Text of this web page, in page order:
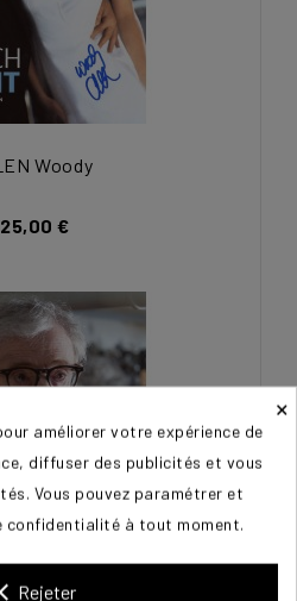
Woody
€
×
améliorer votre expérience de
diffuser des publicités et vous
Vous pouvez paramétrer et
confidentialité à tout moment.
Rejeter